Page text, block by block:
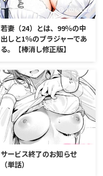
2026/8/10
若妻（24）とは、99％の中
出しと1％のブラジャーであ
る。【棒消し修正版】
2026/8/10
サービス終了のお知らせ
（単話）